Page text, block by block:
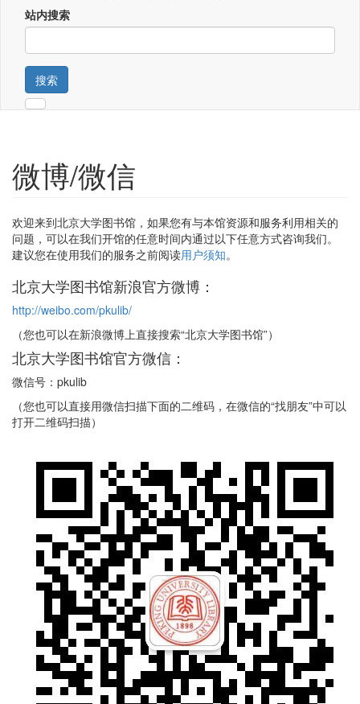
站内搜索
搜索
微博/微信
欢迎来到北京大学图书馆，如果您有与本馆资源和服务利用相关的
问题，可以在我们开馆的任意时间内通过以下任意方式咨询我们。
建议您在使用我们的服务之前阅读用户须知。
北京大学图书馆新浪官方微博：
http://weibo.com/pkulib/
（您也可以在新浪微博上直接搜索“北京大学图书馆”）
北京大学图书馆官方微信：
微信号：pkulib
（您也可以直接用微信扫描下面的二维码，在微信的“找朋友”中可以
打开二维码扫描）